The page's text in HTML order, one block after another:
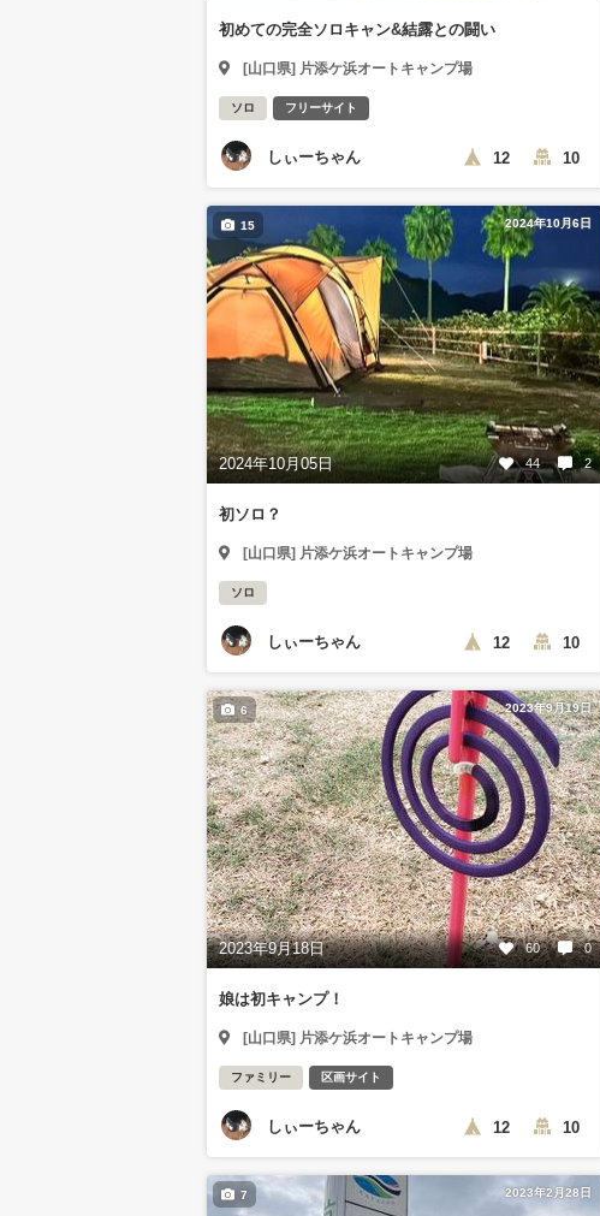
初めての完全ソロキャン&結露との闘い
[山口県] 片添ケ浜オートキャンプ場
ソロ フリーサイト
しぃーちゃん 12 10
2024年10月6日
2024年10月05日 44 2
15
初ソロ？
[山口県] 片添ケ浜オートキャンプ場
ソロ
しぃーちゃん 12 10
2023年9月19日
2023年9月18日 60 0
6
娘は初キャンプ！
[山口県] 片添ケ浜オートキャンプ場
ファミリー 区画サイト
しぃーちゃん 12 10
2023年2月28日
7